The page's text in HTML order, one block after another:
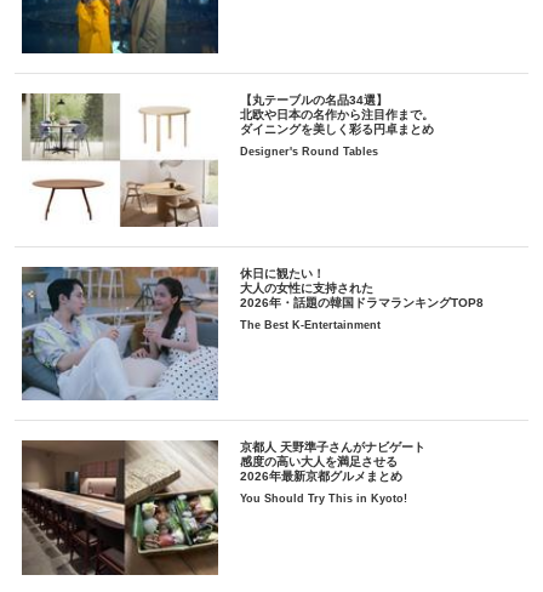
【丸テーブルの名品34選】
北欧や日本の名作から注目作まで。
ダイニングを美しく彩る円卓まとめ
Designer's Round Tables
休日に観たい！
大人の女性に支持された
2026年・話題の韓国ドラマランキングTOP8
The Best K-Entertainment
京都人 天野準子さんがナビゲート
感度の高い大人を満足させる
2026年最新京都グルメまとめ
You Should Try This in Kyoto!